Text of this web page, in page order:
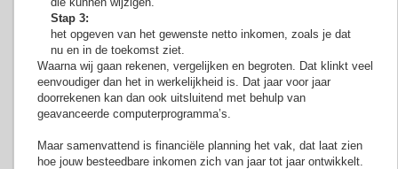
Stap 3:
het opgeven van het gewenste netto inkomen, zoals je dat
nu en in de toekomst ziet.
Waarna wij gaan rekenen, vergelijken en begroten. Dat klinkt veel
eenvoudiger dan het in werkelijkheid is. Dat jaar voor jaar
doorrekenen kan dan ook uitsluitend met behulp van
geavanceerde computerprogramma’s.
Maar samenvattend is financiële planning het vak, dat laat zien
hoe jouw besteedbare inkomen zich van jaar tot jaar ontwikkelt.